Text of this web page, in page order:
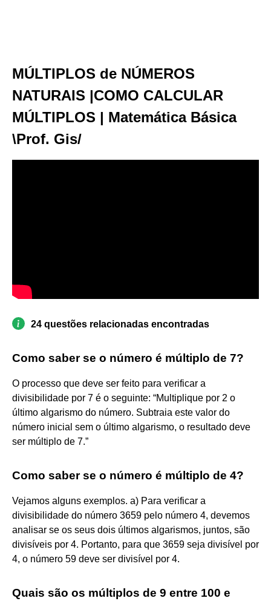
MÚLTIPLOS de NÚMEROS
NATURAIS |COMO CALCULAR
MÚLTIPLOS | Matemática Básica
\Prof. Gis/
24 questões relacionadas encontradas
Como saber se o número é múltiplo de 7?
O processo que deve ser feito para verificar a
divisibilidade por 7 é o seguinte: “Multiplique por 2 o
último algarismo do número. Subtraia este valor do
número inicial sem o último algarismo, o resultado deve
ser múltiplo de 7.”
Como saber se o número é múltiplo de 4?
Vejamos alguns exemplos. a) Para verificar a
divisibilidade do número 3659 pelo número 4, devemos
analisar se os seus dois últimos algarismos, juntos, são
divisíveis por 4. Portanto, para que 3659 seja divisível por
4, o número 59 deve ser divisível por 4.
Quais são os múltiplos de 9 entre 100 e